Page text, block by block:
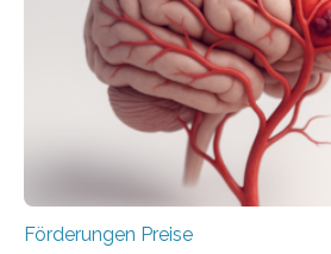
Innovationsprogramm Mittelstand
Innovationskompetenz INNO-
Innovationstag Mittelstand 2025
Berlin überbrachte das
Wirtschaft und Energie eine gute
Überplanmäßige
Förderungen Preise